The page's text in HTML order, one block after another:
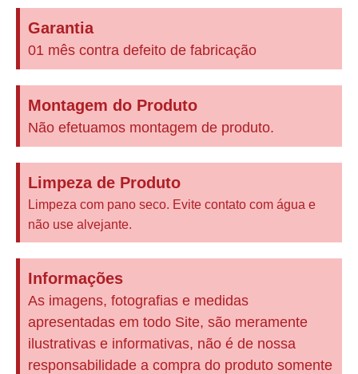
Garantia
01 mês contra defeito de fabricação
Montagem do Produto
Não efetuamos montagem de produto.
Limpeza de Produto
Limpeza com pano seco. Evite contato com água e
não use alvejante.
Informações
As imagens, fotografias e medidas
apresentadas em todo Site, são meramente
ilustrativas e informativas, não é de nossa
responsabilidade a compra do produto somente